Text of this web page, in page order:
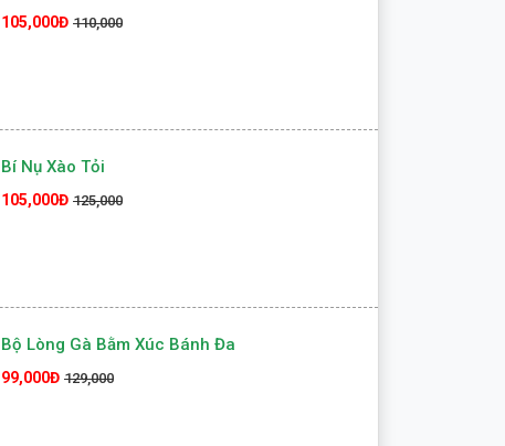
105,000Đ 110,000
Bí Nụ Xào Tỏi
105,000Đ 125,000
Bộ Lòng Gà Bằm Xúc Bánh Đa
99,000Đ 129,000